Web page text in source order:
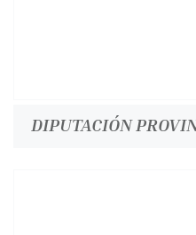
DIPUTACIÓN